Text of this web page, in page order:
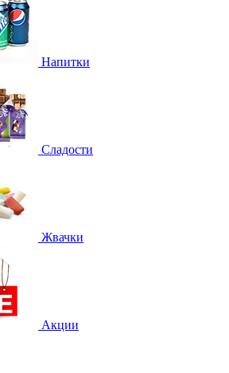
Напитки
Сладости
Жвачки
Акции